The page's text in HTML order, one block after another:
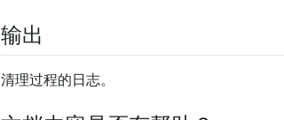
输出
清理过程的日志。